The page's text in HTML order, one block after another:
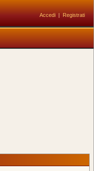
Accedi | Registrati